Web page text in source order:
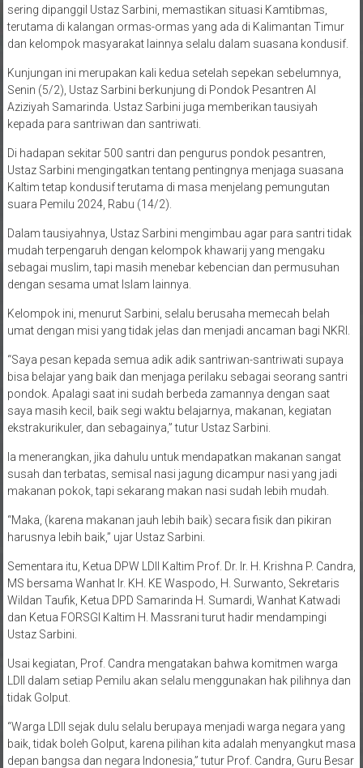
sering dipanggil Ustaz Sarbini, memastikan situasi Kamtibmas,
terutama di kalangan ormas-ormas yang ada di Kalimantan Timur
dan kelompok masyarakat lainnya selalu dalam suasana kondusif.
Kunjungan ini merupakan kali kedua setelah sepekan sebelumnya,
Senin (5/2), Ustaz Sarbini berkunjung di Pondok Pesantren Al
Aziziyah Samarinda. Ustaz Sarbini juga memberikan tausiyah
kepada para santriwan dan santriwati.
Di hadapan sekitar 500 santri dan pengurus pondok pesantren,
Ustaz Sarbini mengingatkan tentang pentingnya menjaga suasana
Kaltim tetap kondusif terutama di masa menjelang pemungutan
suara Pemilu 2024, Rabu (14/2).
Dalam tausiyahnya, Ustaz Sarbini mengimbau agar para santri tidak
mudah terpengaruh dengan kelompok khawarij yang mengaku
sebagai muslim, tapi masih menebar kebencian dan permusuhan
dengan sesama umat Islam lainnya.
Kelompok ini, menurut Sarbini, selalu berusaha memecah belah
umat dengan misi yang tidak jelas dan menjadi ancaman bagi NKRI.
“Saya pesan kepada semua adik adik santriwan-santriwati supaya
bisa belajar yang baik dan menjaga perilaku sebagai seorang santri
pondok. Apalagi saat ini sudah berbeda zamannya dengan saat
saya masih kecil, baik segi waktu belajarnya, makanan, kegiatan
ekstrakurikuler, dan sebagainya,” tutur Ustaz Sarbini.
Ia menerangkan, jika dahulu untuk mendapatkan makanan sangat
susah dan terbatas, semisal nasi jagung dicampur nasi yang jadi
makanan pokok, tapi sekarang makan nasi sudah lebih mudah.
“Maka, (karena makanan jauh lebih baik) secara fisik dan pikiran
harusnya lebih baik,” ujar Ustaz Sarbini.
Sementara itu, Ketua DPW LDII Kaltim Prof. Dr. Ir. H. Krishna P. Candra,
MS bersama Wanhat Ir. KH. KE Waspodo, H. Surwanto, Sekretaris
Wildan Taufik, Ketua DPD Samarinda H. Sumardi, Wanhat Katwadi
dan Ketua FORSGI Kaltim H. Massrani turut hadir mendampingi
Ustaz Sarbini.
Usai kegiatan, Prof. Candra mengatakan bahwa komitmen warga
LDII dalam setiap Pemilu akan selalu menggunakan hak pilihnya dan
tidak Golput.
“Warga LDII sejak dulu selalu berupaya menjadi warga negara yang
baik, tidak boleh Golput, karena pilihan kita adalah menyangkut masa
depan bangsa dan negara Indonesia,” tutur Prof. Candra, Guru Besar